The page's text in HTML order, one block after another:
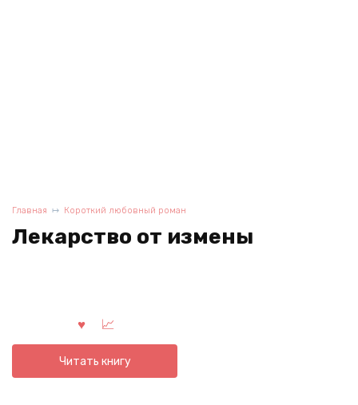
Главная Короткий любовный роман
Лекарство от измены
Читать книгу